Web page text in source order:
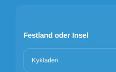
Festland oder Insel
Kykladen